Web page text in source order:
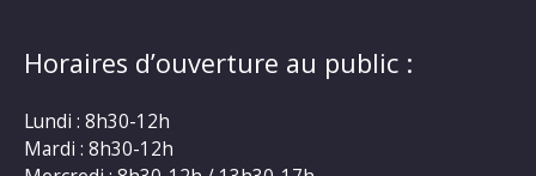
Horaires d’ouverture au public :
Lundi : 8h30-12h
Mardi : 8h30-12h